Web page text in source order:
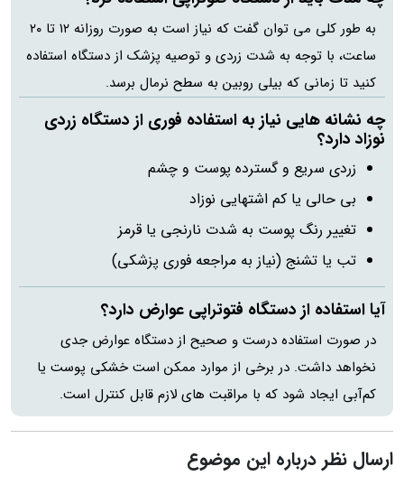
به طور کلی می توان گفت که نیاز است به صورت روزانه ۱۲ تا ۲۰
ساعت، با توجه به شدت زردی و توصیه پزشک از دستگاه استفاده
کنید تا زمانی که بیلی‌ روبین به سطح نرمال برسد.
چه نشانه‌ هایی نیاز به استفاده فوری از دستگاه زردی
نوزاد دارد؟
زردی سریع و گسترده پوست و چشم
بی‌ حالی یا کم‌ اشتهایی نوزاد
تغییر رنگ پوست به شدت نارنجی یا قرمز
تب یا تشنج (نیاز به مراجعه فوری پزشکی)
آیا استفاده از دستگاه فتوتراپی عوارض دارد؟
در صورت استفاده درست و صحیح از دستگاه عوارض جدی
نخواهد داشت. در برخی از موارد ممکن است خشکی پوست یا
کم‌آبی ایجاد شود که با مراقبت‌ های لازم قابل کنترل است.
ارسال نظر درباره این موضوع